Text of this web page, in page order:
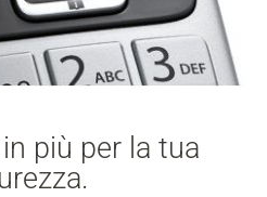
più per la tua